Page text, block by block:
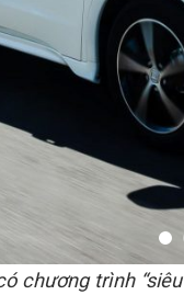
chương trình